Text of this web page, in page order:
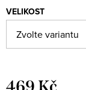
VELIKOST